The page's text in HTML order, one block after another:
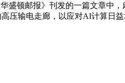
顿邮报》刊发的一篇文章中
压输电走廊，以应对AI计算日